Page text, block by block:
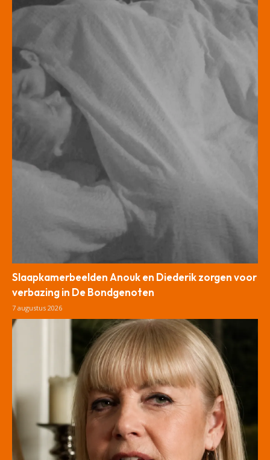
Slaapkamerbeelden Anouk en Diederik zorgen voor
verbazing in De Bondgenoten
7 augustus 2026